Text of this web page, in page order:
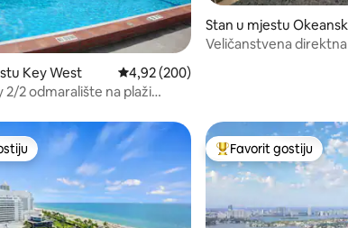
5, recenzija: 103
Key West Prosječna ocjena: 4,92 od 5, recenzija:
4,92 (200)
2/2 odmaralište na plaži
Stan u mjestu
a
Veličanstvena direktna
Glavni favorit gostiju
Favorit gostiju